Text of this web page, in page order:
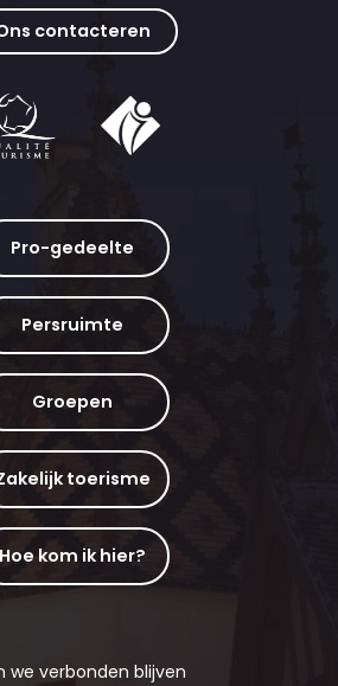
contacteren
Pro-gedeelte
Persruimte
Groepen
toerisme
Hoe kom ik hier?
we verbonden blijven